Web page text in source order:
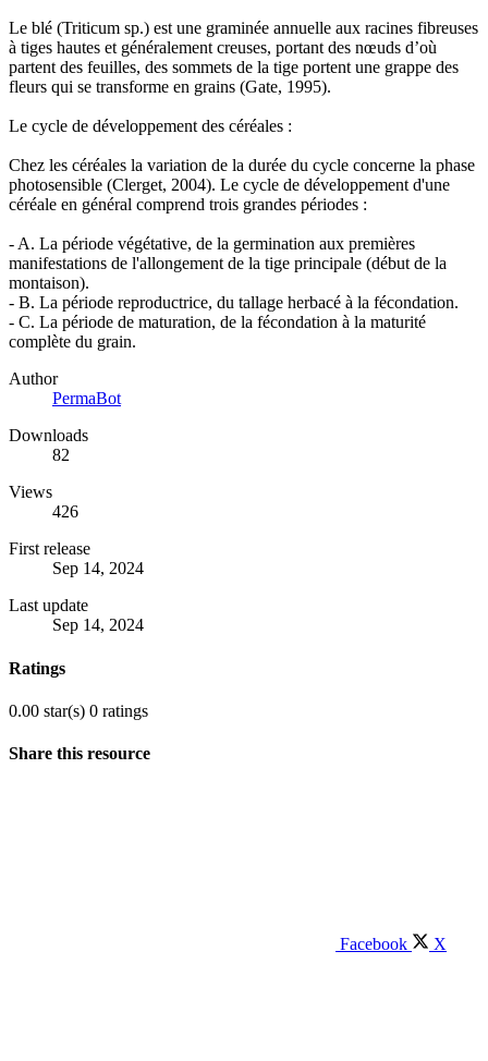
Le blé (Triticum sp.) est une graminée annuelle aux racines fibreuses
à tiges hautes et généralement creuses, portant des nœuds d’où
partent des feuilles, des sommets de la tige portent une grappe des
fleurs qui se transforme en grains (Gate, 1995).
Le cycle de développement des céréales :
Chez les céréales la variation de la durée du cycle concerne la phase
photosensible (Clerget, 2004). Le cycle de développement d'une
céréale en général comprend trois grandes périodes :
- A. La période végétative, de la germination aux premières
manifestations de l'allongement de la tige principale (début de la
montaison).
- B. La période reproductrice, du tallage herbacé à la fécondation.
- C. La période de maturation, de la fécondation à la maturité
complète du grain.
Author
PermaBot
Downloads
82
Views
426
First release
Sep 14, 2024
Last update
Sep 14, 2024
Ratings
0.00 star(s) 0 ratings
Share this resource
Facebook X